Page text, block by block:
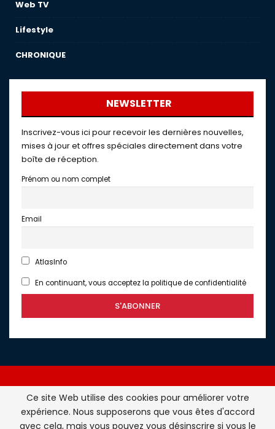
Web TV
Lifestyle
CHRONIQUE
NEWSLETTER
Inscrivez-vous ici pour recevoir les dernières nouvelles,
mises à jour et offres spéciales directement dans votre
boîte de réception.
Prénom ou nom complet
Email
AtlasInfo
En continuant, vous acceptez la politique de confidentialité
Atlasinfo.fr : l'essentiel de l'actualité de la France et du
Ce site Web utilise des cookies pour améliorer votre
expérience. Nous supposerons que vous êtes d'accord
avec cela, mais vous pouvez vous désinscrire si vous le